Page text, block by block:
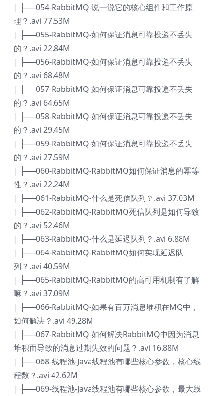
| ├──054-RabbitMQ-说一说它的核心组件和工作原
理？.avi 77.53M
| ├──055-RabbitMQ-如何保证消息可靠投递不丢失
的？.avi 22.84M
| ├──056-RabbitMQ-如何保证消息可靠投递不丢失
的？.avi 68.48M
| ├──057-RabbitMQ-如何保证消息可靠投递不丢失
的？.avi 64.65M
| ├──058-RabbitMQ-如何保证消息可靠投递不丢失
的？.avi 29.45M
| ├──059-RabbitMQ-如何保证消息可靠投递不丢失
的？.avi 27.59M
| ├──060-RabbitMQ-RabbitMQ如何保证消息的幂等
性？.avi 22.24M
| ├──061-RabbitMQ-什么是死信队列？.avi 37.03M
| ├──062-RabbitMQ-RabbitMQ死信队列是如何导致
的？.avi 52.46M
| ├──063-RabbitMQ-什么是延迟队列？.avi 6.88M
| ├──064-RabbitMQ-RabbitMQ如何实现延迟队
列？.avi 40.59M
| ├──065-RabbitMQ-RabbitMQ的高可用机制有了解
嘛？.avi 37.09M
| ├──066-RabbitMQ-如果有百万消息堆积在MQ中，
如何解决？.avi 49.28M
| ├──067-RabbitMQ-如何解决RabbitMQ中因为消息
堆积而导致的消息过期失效的问题？.avi 16.88M
| ├──068-线程池-Java线程池有哪些核心参数，核心线
程数？.avi 42.62M
| ├──069-线程池-Java线程池有哪些核心参数，最大线